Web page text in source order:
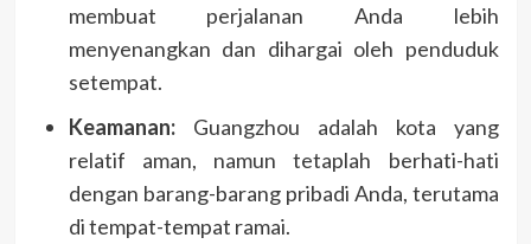
membuat perjalanan Anda lebih
menyenangkan dan dihargai oleh penduduk
setempat.
Keamanan:Guangzhou adalah kota yang
relatif aman, namun tetaplah berhati-hati
dengan barang-barang pribadi Anda, terutama
di tempat-tempat ramai.